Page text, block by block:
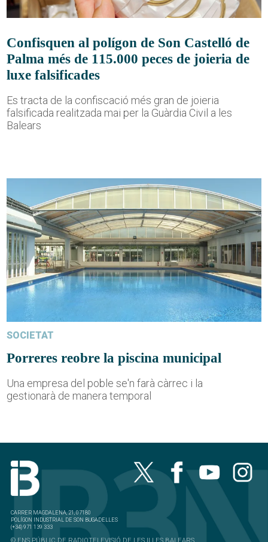
Confisquen al polígon de Son Castelló de
Palma més de 115.000 peces de joieria de
luxe falsificades
Es tracta de la confiscació més gran de joieria
falsificada realitzada mai per la Guàrdia Civil a les
Balears
SOCIETAT
Porreres reobre la piscina municipal
Una empresa del poble se'n farà càrrec i la
gestionarà de manera temporal
CARRER MAGDALENA, 21, 07180
POLÍGON INDUSTRIAL DE SON BUGADELLES
(+34) 971 139 333